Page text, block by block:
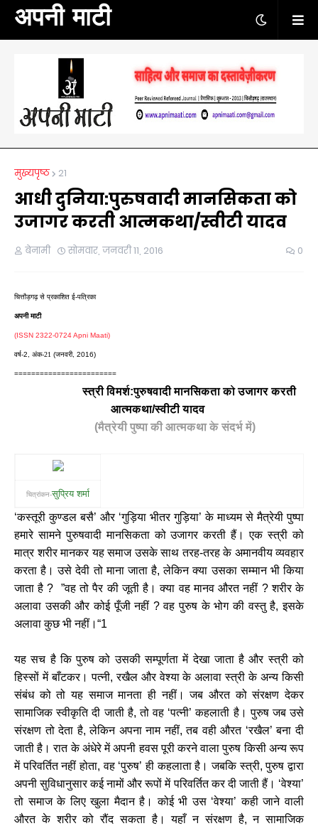
अपनी माटी
मुख्यपृष्ठ 21
आधी दुनिया:पुरुषवादी मानसिकता को
उजागर करती आत्मकथा/स्वीटी यादव
बेनामी सोमवार, जनवरी 11, 2016 0
चित्तौड़गढ़ से प्रकाशित ई-पत्रिका
अपनी माटी
(ISSN 2322-0724 Apni Maati)
वर्ष-2, अंक-21 (जनवरी, 2016)
========================
स्त्री विमर्श:पुरुषवादी मानसिकता को उजागर करती
आत्मकथा/स्वीटी यादव
(मैत्रेयी पुष्पा की आत्मकथा के संदर्भ में)
चित्रांकन-सुप्रिय शर्मा
‘कस्तूरी कुण्डल बसै’ और ‘गुड़िया भीतर गुड़िया’ के माध्यम से मैत्रेयी पुष्पा
हमारे सामने पुरुषवादी मानसिकता को उजागर करती हैं। एक स्त्री को
मात्र शरीर मानकर यह समाज उसके साथ तरह-तरह के अमानवीय व्यवहार
करता है। उसे देवी तो माना जाता है, लेकिन क्या उसका सम्मान भी किया
जाता है ? ”वह तो पैर की जूती है। क्या वह मानव औरत नहीं ? शरीर के
अलावा उसकी और कोई पूँजी नहीं ? वह पुरुष के भोग की वस्तु है, इसके
अलावा कुछ भी नहीं।“1
यह सच है कि पुरुष को उसकी सम्पूर्णता में देखा जाता है और स्त्री को
हिस्सों में बाँटकर। पत्नी, रखैल और वेश्या के अलावा स्त्री के अन्य किसी
संबंध को तो यह समाज मानता ही नहीं। जब औरत को संरक्षण देकर
सामाजिक स्वीकृति दी जाती है, तो वह ‘पत्नी’ कहलाती है। पुरुष जब उसे
संरक्षण तो देता है, लेकिन अपना नाम नहीं, तब वही औरत ‘रखैल’ बना दी
जाती है। रात के अंधेरे में अपनी हवस पूरी करने वाला पुरुष किसी अन्य रूप
में परिवर्तित नहीं होता, वह ‘पुरुष’ ही कहलाता है। जबकि स्त्री, पुरुष द्वारा
अपनी सुविधानुसार कई नामों और रूपों में परिवर्तित कर दी जाती हैं। ‘वेश्या’
तो समाज के लिए खुला मैदान है। कोई भी उस ‘वेश्या’ कही जाने वाली
औरत के शरीर को रौंद सकता है। यहाँ न संरक्षण है, न सामाजिक